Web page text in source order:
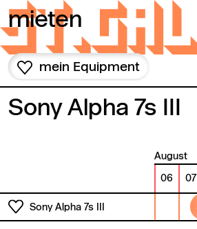
Zum Inhalt springen
mieten
mein Equipment
Sony Alpha 7s III
August
06 07
Sony Alpha 7s III